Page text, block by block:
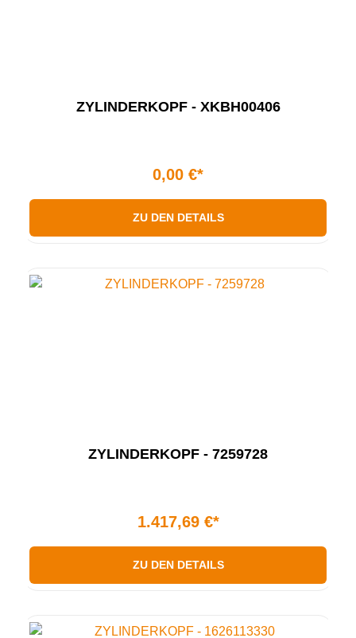
ZYLINDERKOPF - XKBH00406
0,00 €*
ZU DEN DETAILS
ZYLINDERKOPF - 7259728
1.417,69 €*
ZU DEN DETAILS